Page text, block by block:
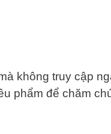
không truy cập
phẩm để chăm